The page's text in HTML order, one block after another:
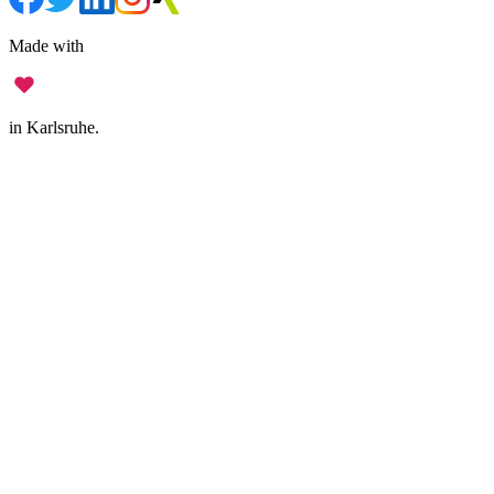
Made with
in Karlsruhe.